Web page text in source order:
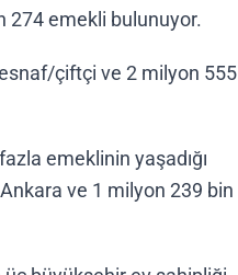
274 emekli bulunuyor.
çiftçi ve 2 milyon 555
emeklinin yaşadığı
ve 1 milyon 239 bin